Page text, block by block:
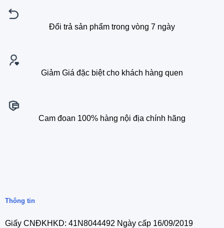
Đổi trả sản phẩm trong vòng 7 ngày
Giảm Giá đặc biệt cho khách hàng quen
Cam đoan 100% hàng nội địa chính hãng
Thông tin
Giấy CNĐKHKD: 41N8044492 Ngày cấp 16/09/2019